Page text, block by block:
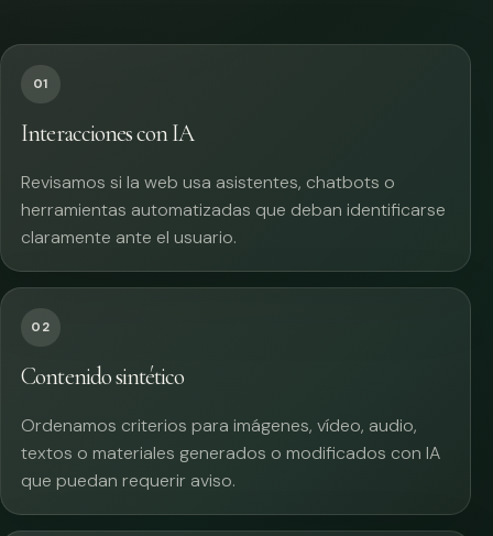
01
Interacciones con IA
Revisamos si la web usa asistentes, chatbots o
herramientas automatizadas que deban identificarse
claramente ante el usuario.
02
Contenido sintético
Ordenamos criterios para imágenes, vídeo, audio,
textos o materiales generados o modificados con IA
que puedan requerir aviso.